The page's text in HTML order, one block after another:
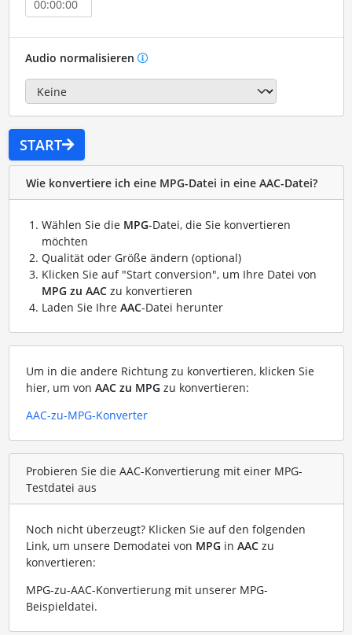
Audio normalisieren
START
Wie konvertiere ich eine MPG-Datei in eine AAC-Datei?
Wählen Sie die MPG-Datei, die Sie konvertieren
möchten
Qualität oder Größe ändern (optional)
Klicken Sie auf "Start conversion", um Ihre Datei von
MPG zu AACzu konvertieren
Laden Sie Ihre AAC-Datei herunter
Um in die andere Richtung zu konvertieren, klicken Sie
hier, um von AAC zu MPG zu konvertieren:
AAC-zu-MPG-Konverter
Probieren Sie die AAC-Konvertierung mit einer MPG-
Testdatei aus
Noch nicht überzeugt? Klicken Sie auf den folgenden
Link, um unsere Demodatei von MPG in AACzu
konvertieren:
MPG-zu-AAC-Konvertierung mit unserer MPG-
Beispieldatei.